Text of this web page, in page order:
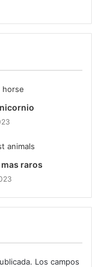
raros
Los campos